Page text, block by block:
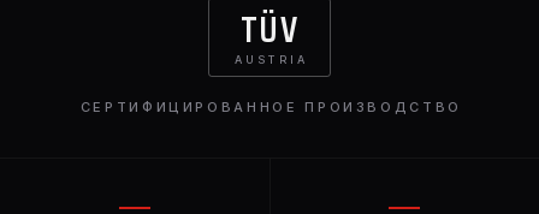
TÜV
AUSTRIA
СЕРТИФИЦИРОВАННОЕ ПРОИЗВОДСТВО